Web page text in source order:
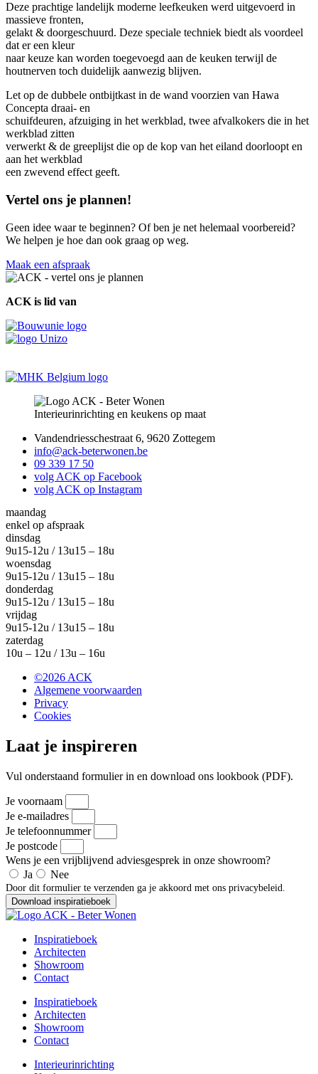
Deze prachtige landelijk moderne leefkeuken werd uitgevoerd in
massieve fronten,
gelakt & doorgeschuurd. Deze speciale techniek biedt als voordeel
dat er een kleur
naar keuze kan worden toegevoegd aan de keuken terwijl de
houtnerven toch duidelijk aanwezig blijven.
Let op de dubbele ontbijtkast in de wand voorzien van Hawa
Concepta draai- en
schuifdeuren, afzuiging in het werkblad, twee afvalkokers die in het
werkblad zitten
verwerkt & de greeplijst die op de kop van het eiland doorloopt en
aan het werkblad
een zwevend effect geeft.
Vertel ons je plannen!
Geen idee waar te beginnen? Of ben je net helemaal voorbereid?
We helpen je hoe dan ook graag op weg.
Maak een afspraak
ACK is lid van
Interieurinrichting en keukens op maat
Vandendriesschestraat 6, 9620 Zottegem
info@ack-beterwonen.be
09 339 17 50
volg ACK op Facebook
volg ACK op Instagram
maandag
enkel op afspraak
dinsdag
9u15-12u / 13u15 – 18u
woensdag
9u15-12u / 13u15 – 18u
donderdag
9u15-12u / 13u15 – 18u
vrijdag
9u15-12u / 13u15 – 18u
zaterdag
10u – 12u / 13u – 16u
©2026 ACK
Algemene voorwaarden
Privacy
Cookies
Laat je inspireren
Vul onderstaand formulier in en download ons lookbook (PDF).
Je voornaam
Je e-mailadres
Je telefoonnummer
Je postcode
Wens je een vrijblijvend adviesgesprek in onze showroom?
Ja
Nee
Door dit formulier te verzenden ga je akkoord met ons privacybeleid.
Download inspiratieboek
Inspiratieboek
Architecten
Showroom
Contact
Inspiratieboek
Architecten
Showroom
Contact
Interieurinrichting